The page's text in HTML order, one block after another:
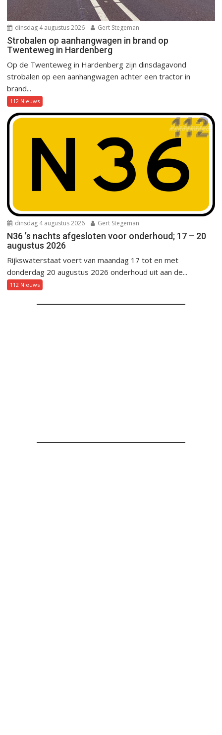
dinsdag 4 augustus 2026 Gert Stegeman
Strobalen op aanhangwagen in brand op
Twenteweg in Hardenberg
Op de Twenteweg in Hardenberg zijn dinsdagavond
strobalen op een aanhangwagen achter een tractor in
brand...
112 Nieuws
dinsdag 4 augustus 2026 Gert Stegeman
N36 ’s nachts afgesloten voor onderhoud; 17 – 20
augustus 2026
Rijkswaterstaat voert van maandag 17 tot en met
donderdag 20 augustus 2026 onderhoud uit aan de...
112 Nieuws